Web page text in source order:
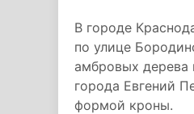
В городе
по улице
амбровых дерева
города Евгений
формой кроны.